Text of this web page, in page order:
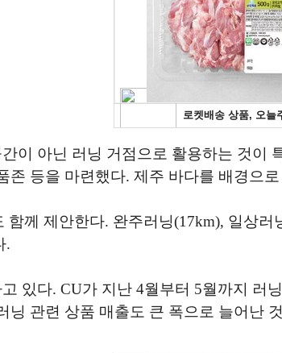
이 아닌 러닝 거점으로 활용하는 것이
존 등을 마련했다. 제주 바다를 배경으
께 제안한다. 완주러닝(17km), 일상
.
있다. CU가 지난 4월부터 5월까지 러
닝 관련 상품 매출도 큰 폭으로 늘어난